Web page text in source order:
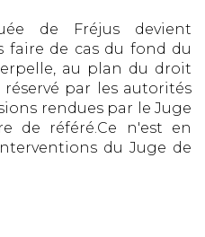
de Fréjus devient
faire de cas du fond du
au plan du droit
par les autorités
rendues par le Juge
de référé.Ce n'est en
du Juge de